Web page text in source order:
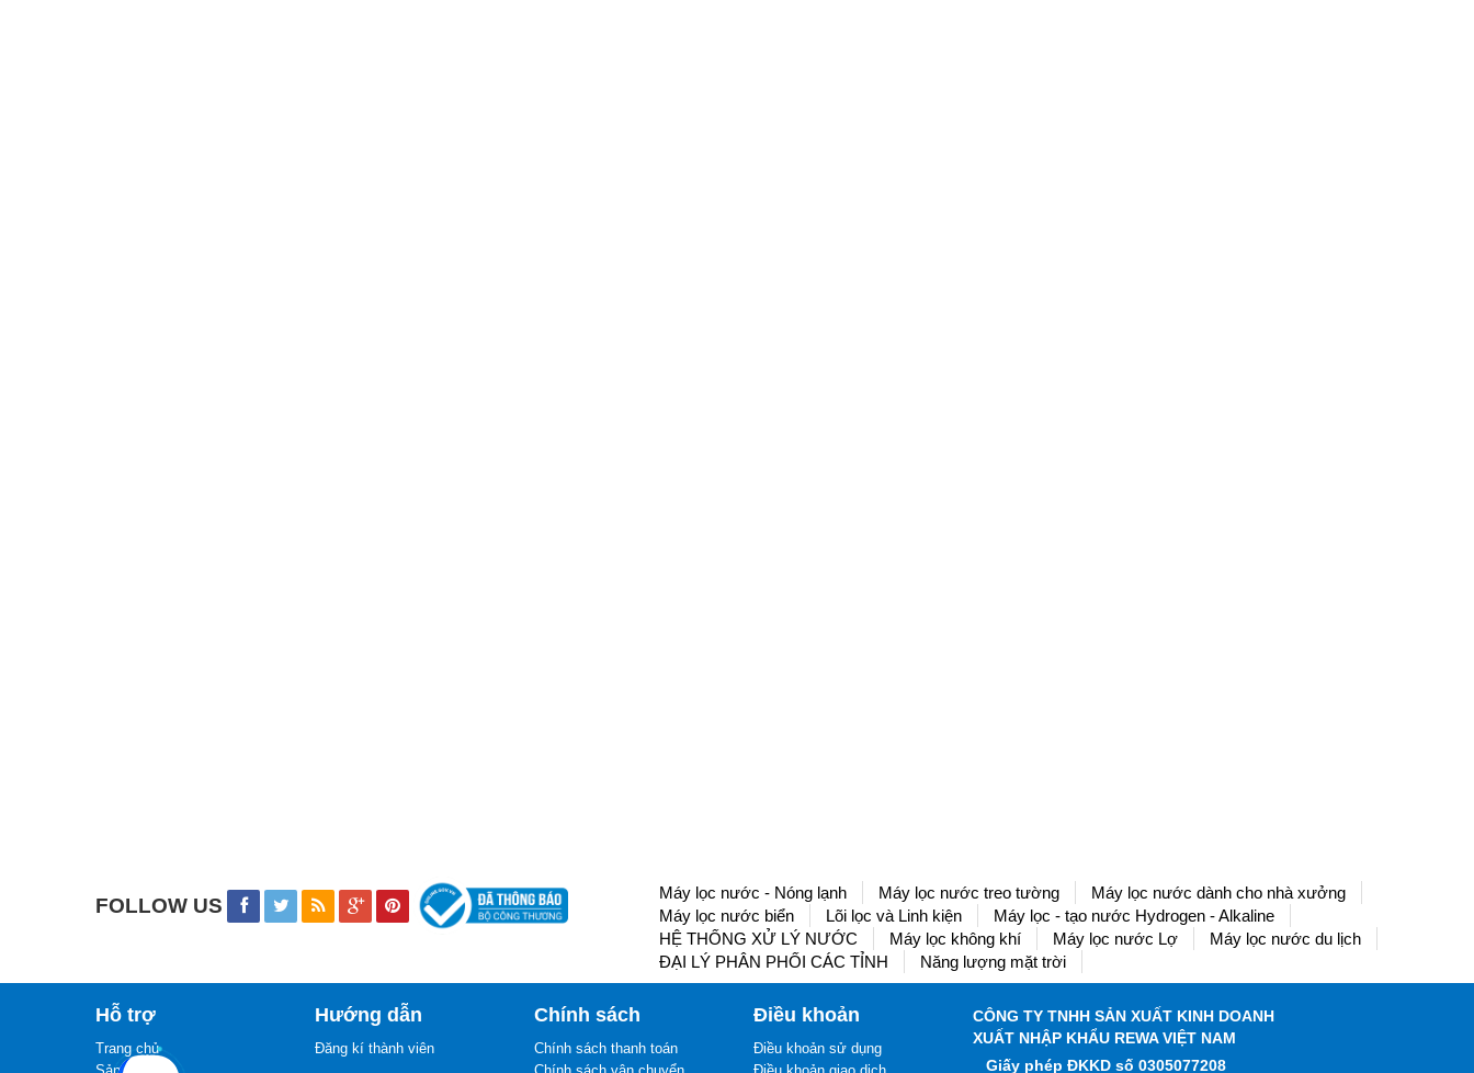
FOLLOW US
Máy lọc nước - Nóng lạnh Máy lọc nước treo tường
Máy lọc nước dành cho nhà xưởng
Máy lọc nước biển
Lõi lọc và Linh kiện
Máy lọc - tạo nước Hydrogen - Alkaline
HỆ THỐNG XỬ LÝ NƯỚC
Máy lọc không khí Máy lọc nước Lợ
Máy lọc nước du lịch
ĐẠI LÝ PHÂN PHỐI CÁC TỈNH
Năng lượng mặt trời
Hỗ trợ
Trang chủ
Hướng dẫn
Đăng kí thành viên
Chính sách
Chính sách thanh toán
Điều khoản
Điều khoản sử dụng
CÔNG TY TNHH SẢN XUẤT KINH DOANH
XUẤT NHẬP KHẨU REWA VIỆT NAM
Giấy phép ĐKKD số 0305077208